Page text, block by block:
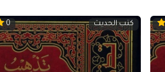
كتب الحديث 0